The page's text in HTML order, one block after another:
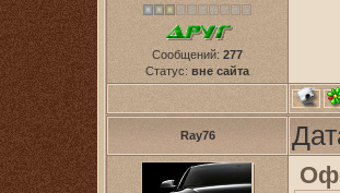
Сообщений: 277
Статус: вне сайта
Ray76